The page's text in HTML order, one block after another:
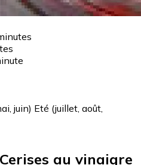
juin) Eté (juillet, août,
au vinaigre